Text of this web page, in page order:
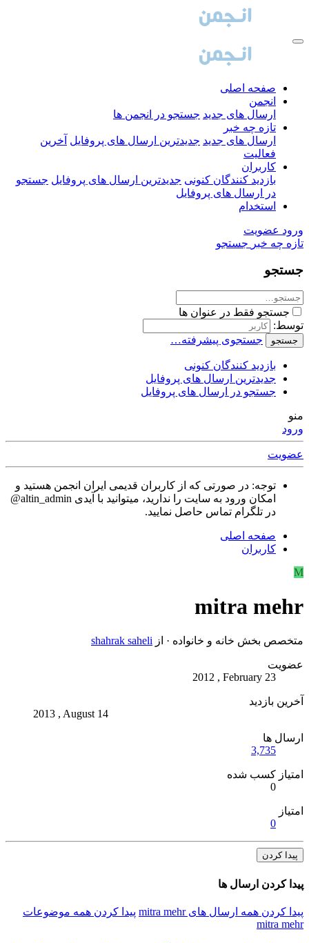
صفحه اصلی
انجمن
ارسال های جدید جستجو در انجمن ها
تازه چه خبر
ارسال های جدید جدیدترین ارسال های پروفایل آخرین
فعالیت
کاربران
بازدید کنندگان کنونی جدیدترین ارسال های پروفایل جستجو
در ارسال های پروفایل
استخدام
ورود عضویت
تازه چه خبر جستجو
جستجو
جستجو فقط در عنوان ها
توسط:
جستجو جستجوی پیشرفته…
بازدید کنندگان کنونی
جدیدترین ارسال های پروفایل
جستجو در ارسال های پروفایل
منو
ورود
عضویت
توجه: در صورتی که از کاربران قدیمی ایران انجمن هستید و
امکان ورود به سایت را ندارید، میتوانید با آیدی altin_admin@
در تلگرام تماس حاصل نمایید.
صفحه اصلی
کاربران
M
mitra mehr
متخصص بخش خانه و خانواده · از shahrak saheli
عضویت
2012 , February 23
آخرین بازدید
2013 , August 14
ارسال ها
3,735
امتیاز کسب شده
0
امتیاز
0
پیدا کردن
پیدا کردن ارسال ها
پیدا کردن همه ارسال های mitra mehr
پیدا کردن همه موضوعات
mitra mehr